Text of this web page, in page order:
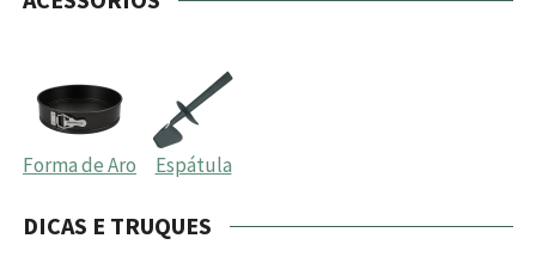
Forma de Aro Espátula
DICAS E TRUQUES